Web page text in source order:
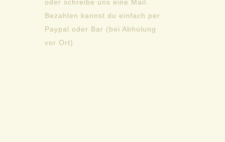
oder schreibe uns eine Mail.
Bezahlen kannst du einfach per
Paypal oder Bar (bei Abholung
vor Ort)